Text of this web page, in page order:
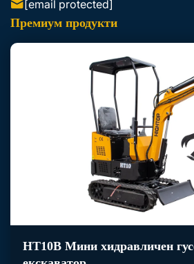
[email protected]
Премиум продукти
HT10B Мини хидравличен